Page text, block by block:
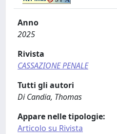
Anno
2025
Rivista
CASSAZIONE PENALE
Tutti gli autori
Di Candia, Thomas
Appare nelle tipologie:
Articolo su Rivista